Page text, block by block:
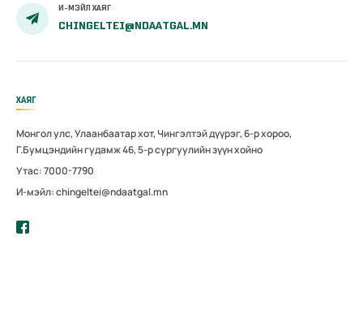
И-МЭЙЛ ХАЯГ
CHINGELTEI@NDAATGAL.MN
ХАЯГ
Монгол улс, Улаанбаатар хот, Чингэлтэй дүүрэг, 6-р хороо,
Г.Бумцэндийн гудамж 46, 5-р сургуулийн зүүн хойно
Утас: 7000-7790
И-мэйл: chingeltei@ndaatgal.mn